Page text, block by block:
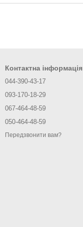
Контактна інформація
044-390-43-17
093-170-18-29
067-464-48-59
050-464-48-59
Передзвонити вам?